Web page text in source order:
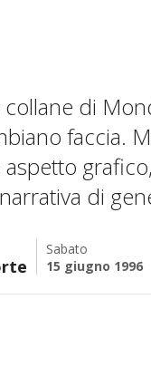
di
faccia.
di
Sabato
15 giugno 1996